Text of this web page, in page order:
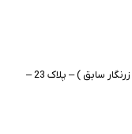
تهران - بلوار میرداماد – خیابان نسا – کوچه غفاری ( زرنگار سابق ) – پلاک 23 –